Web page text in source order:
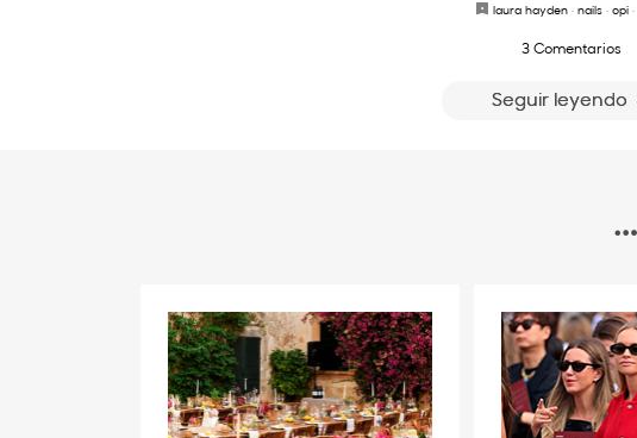
laura hayden · nails · opi ·
3 Comentarios
Seguir leyendo